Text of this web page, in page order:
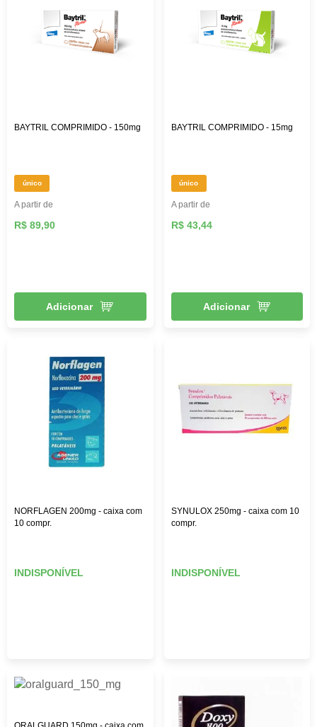
BAYTRIL COMPRIMIDO - 150mg
único
A partir de
R$ 89,90
Adicionar
BAYTRIL COMPRIMIDO - 15mg
único
A partir de
R$ 43,44
Adicionar
NORFLAGEN 200mg - caixa com
10 compr.
INDISPONÍVEL
SYNULOX 250mg - caixa com 10
compr.
INDISPONÍVEL